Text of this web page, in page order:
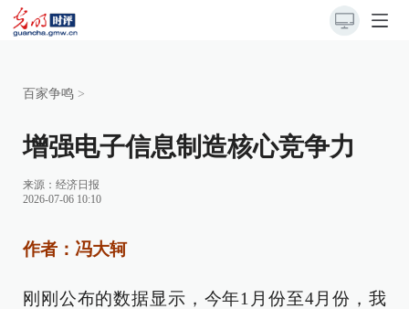
百家争鸣 >
增强电子信息制造核心竞争力
来源： 经济日报
2026-07-06 10:10
作者：冯大轲
刚刚公布的数据显示，今年1月份至4月份，我